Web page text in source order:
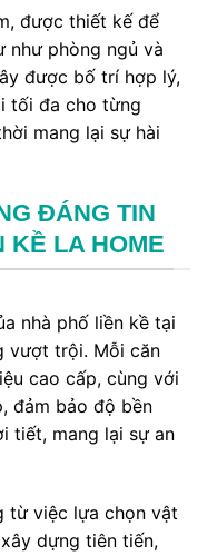
được thiết kế để
như phòng ngủ và
được bố trí hợp lý,
tối đa cho từng
mang lại sự hài
ĐÁNG TIN
KỀ LA HOME
nhà phố liền kề tại
vượt trội. Mỗi căn
cao cấp, cùng với
đảm bảo độ bền
tiết, mang lại sự an
từ việc lựa chọn vật
dựng tiên tiến,